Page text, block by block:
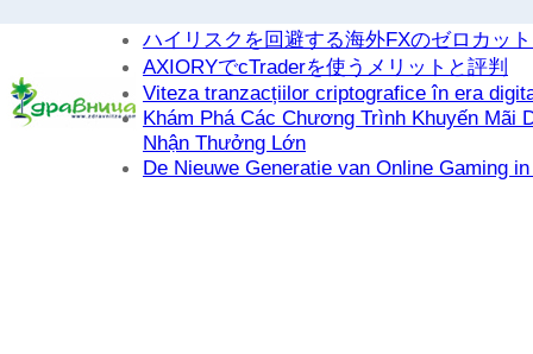
ハイリスクを回避する海外FXのゼロカッ
AXIORYでcTraderを使うメリットと評判
Viteza tranzacțiilor criptografice în era
Khám Phá Các Chương Trình Khuyến Mãi
Nhận Thưởng Lớn
De Nieuwe Generatie van Online Gaming